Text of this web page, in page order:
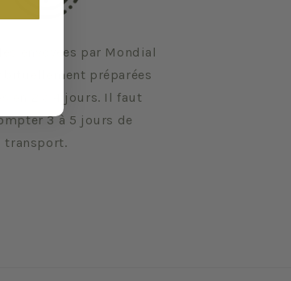
envoyées par Mondial
préparées
en 2 à 4 jours. Il faut
3 à 5 jours de
transport.